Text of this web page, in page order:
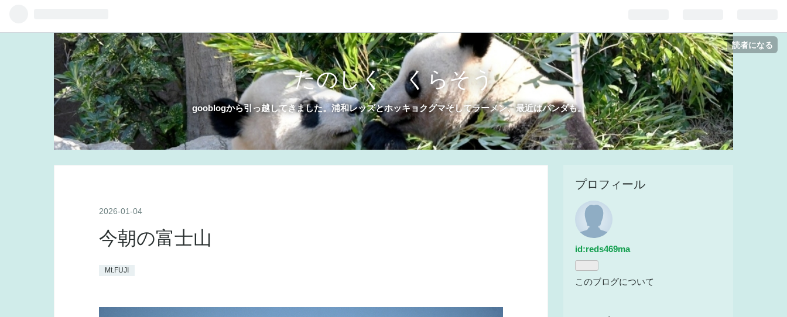
読者になる
たのしく くらそう
gooblogから引っ越してきました。浦和レッズとホッキョクグマそしてラーメン、最近はパンダも。
2026-01-04
今朝の富士山
Mt.FUJI
プロフィール
id:reds469ma
このブログについて